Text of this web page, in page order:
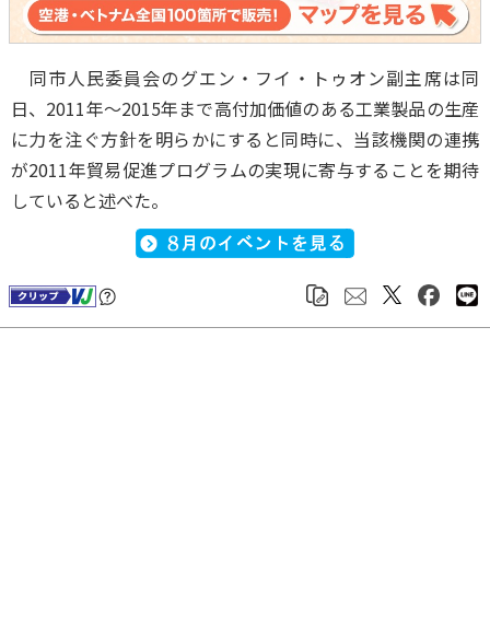
同市人民委員会のグエン・フイ・トゥオン副主席は同
日、2011年～2015年まで高付加価値のある工業製品の生産
に力を注ぐ方針を明らかにすると同時に、当該機関の連携
が2011年貿易促進プログラムの実現に寄与することを期待
していると述べた。